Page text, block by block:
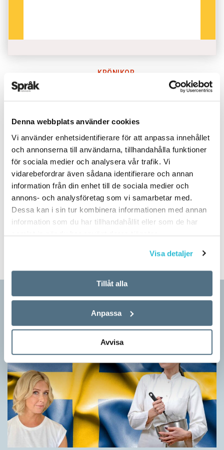
Denna webbplats använder cookies
Vi använder enhetsidentifierare för att anpassa innehållet
och annonserna till användarna, tillhandahålla funktioner
för sociala medier och analysera vår trafik. Vi
vidarebefordrar även sådana identifierare och annan
information från din enhet till de sociala medier och
annons- och analysföretag som vi samarbetar med.
Dessa kan i sin tur kombinera informationen med annan
information som du har tillhandahållit eller som de har
samlat in när du har använt deras tjänster.
Visa detaljer
Tillåt alla
Anpassa
Avvisa
KRÖNIKOR
BILD: MARTIN STENMARK
INGÅR I UTGÅVAN 2022-5 KRÖNIKOR
Krönikor